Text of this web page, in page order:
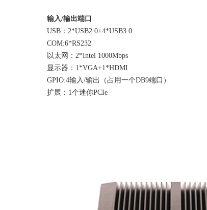
输入/输出端口
USB：2*USB2.0+4*USB3.0
COM:6*RS232
以太网：2*Intel 1000Mbps
显示器：1*VGA+1*HDMI
GPIO:4输入/输出（占用一个DB9端口）
扩展：1个迷你PCIe